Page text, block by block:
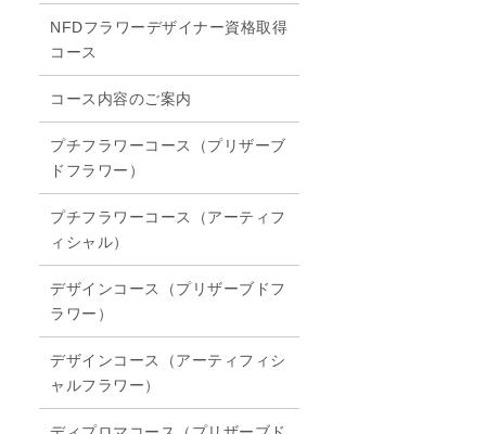
NFDフラワーデザイナー資格取得
コース
コース内容のご案内
プチフラワーコース（プリザーブ
ドフラワー）
プチフラワーコース（アーティフ
ィシャル）
デザインコース（プリザーブドフ
ラワー）
デザインコース（アーティフィシ
ャルフラワー）